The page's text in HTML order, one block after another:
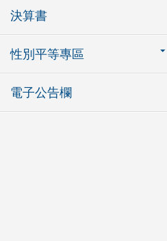
決算書
性別平等專區
電子公告欄